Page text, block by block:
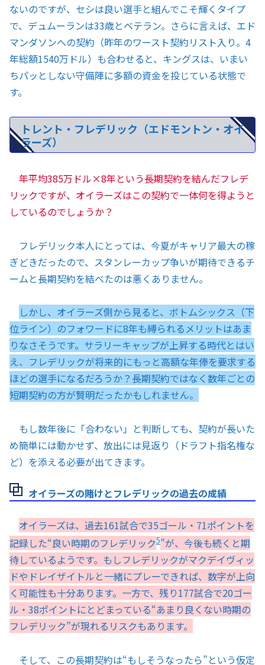
ないのですが、セシは良い選手と組んでこそ輝くタイプ
で、デュムーランは33歳とベテラン。さらに言えば、エド
マンダソンへの契約（昨年のワースト契約リスト入り。4
年総額1540万ドル）も合わせると、キングスは、いまい
ちパッとしない守備陣に多額の資金を投じている状態で
す。
トレント・フレデリック（エドモントン・オイ
ラーズ）
年平均385万ドル×8年という長期契約を結んだフレデ
リックですが、オイラーズはこの契約で一体何を得ようと
しているのでしょうか？
フレデリック本人にとっては、今夏がキャリア最大の稼
ぎどきだったので、スタンレーカップ争いが期待できるチ
ームと長期契約を結べたのは悪くありません。
しかし、オイラーズ側から見ると、ボトムシックス（下
位ライン）のフォワードに8年も縛られるメリットはあま
りなさそうです。サラリーキャップが上昇する時代とはい
え、フレデリックが将来的にもっと高額な年俸を要求する
ほどの選手になるだろうか？長期契約ではなく数年ごとの
短期契約の方が賢明だったかもしれません。
もし数年後に「合わない」と判断しても、契約が長いた
め簡単には動かせず、放出には見返り（ドラフト指名権な
ど）を添える必要が出てきます。
オイラーズの賭けとフレデリックの過去の成績
オイラーズは、過去161試合で35ゴール・71ポイントを
記録した“良い時期のフレデリック5”が、今後も続くと期
待しているようです。もしフレデリックがマクデイヴィッ
ドやドレイザイトルと一緒にプレーできれば、数字が上向
く可能性も十分あります。一方で、残り177試合で20ゴー
ル・38ポイントにとどまっている“あまり良くない時期の
フレデリック”が現れるリスクもあります。
そして、この長期契約は“もしそうなったら”という仮定